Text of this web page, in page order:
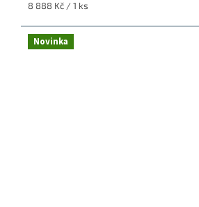
Měrná
8 888 Kč / 1 ks
Novinka